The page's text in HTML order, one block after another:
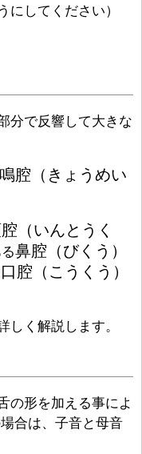
にしてください）
分で反響して大きな
腔（きょうめい
（いんとうく
鼻腔（びくう）
口腔（こうくう）
しく解説します。
の形を加える事によ
合は、子音と母音